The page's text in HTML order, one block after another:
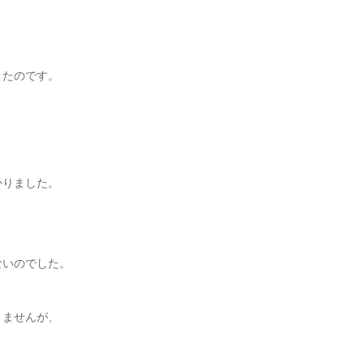
のです。
ました。
のでした。
せんが、